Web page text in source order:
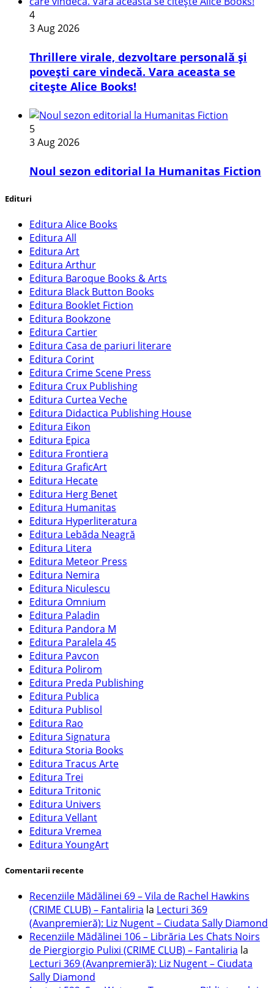
4
3 Aug 2026
Thrillere virale, dezvoltare personală și
povești care vindecă. Vara aceasta se
citește Alice Books!
5
3 Aug 2026
​Noul sezon editorial la Humanitas Fiction
Edituri
Editura Alice Books
Editura All
Editura Art
Editura Arthur
Editura Baroque Books & Arts
Editura Black Button Books
Editura Booklet Fiction
Editura Bookzone
Editura Cartier
Editura Casa de pariuri literare
Editura Corint
Editura Crime Scene Press
Editura Crux Publishing
Editura Curtea Veche
Editura Didactica Publishing House
Editura Eikon
Editura Epica
Editura Frontiera
Editura GraficArt
Editura Hecate
Editura Herg Benet
Editura Humanitas
Editura Hyperliteratura
Editura Lebăda Neagră
Editura Litera
Editura Meteor Press
Editura Nemira
Editura Niculescu
Editura Omnium
Editura Paladin
Editura Pandora M
Editura Paralela 45
Editura Pavcon
Editura Polirom
Editura Preda Publishing
Editura Publica
Editura Publisol
Editura Rao
Editura Signatura
Editura Storia Books
Editura Tracus Arte
Editura Trei
Editura Tritonic
Editura Univers
Editura Vellant
Editura Vremea
Editura YoungArt
Comentarii recente
Recenziile Mădălinei 69 – Vila de Rachel Hawkins
(CRIME CLUB) – Fantaliria la Lecturi 369
(Avanpremieră): Liz Nugent – Ciudata Sally Diamond
Recenziile Mădălinei 106 – Librăria Les Chats Noirs
de Piergiorgio Pulixi (CRIME CLUB) – Fantaliria la
Lecturi 369 (Avanpremieră): Liz Nugent – Ciudata
Sally Diamond